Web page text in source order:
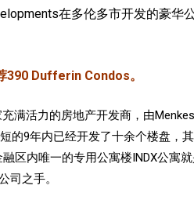
在多伦多市开发的豪华
390 Dufferin Condos。
满活力的房地产开发商，由
的9年内已经开发了十余个楼盘，
区内唯一的专用公寓楼INDX公寓
司之手。